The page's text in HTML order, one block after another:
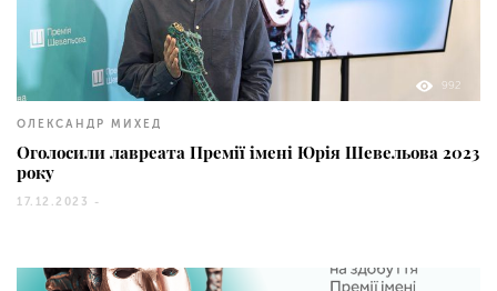
992
ОЛЕКСАНДР МИХЕД
Оголосили лавреата Премії імені Юрія Шевельова 2023
року
17.12.2023 -